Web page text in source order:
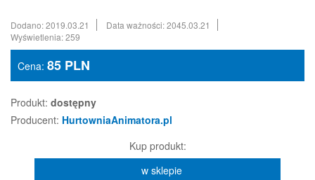
Dodano: 2019.03.21
Data ważności: 2045.03.21
Wyświetlenia: 259
Cena: 85 PLN
Produkt: dostępny
Producent: HurtowniaAnimatora.pl
Kup produkt:
w sklepie